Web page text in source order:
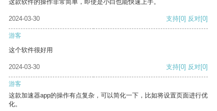
这款软件的操作非常简单，即使是小白也能快速上手。
2024-03-30 支持[0] 反对[0]
游客
这个软件很好用
2024-03-30 支持[0] 反对[0]
游客
这款加速器app的操作有点复杂，可以简化一下，比如将设置页面进行优
化。